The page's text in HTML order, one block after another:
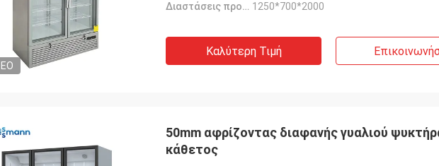
Διαστάσεις προϊόντος: 1250*700*2000
Καλύτερη Τιμή
50mm αφρίζοντας διαφανής γυαλιού
κάθετος